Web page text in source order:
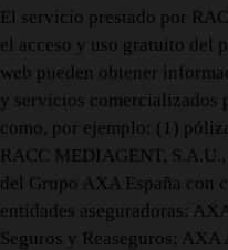
El servicio prestado por
el acceso y uso gratuito del
web pueden obtener
y servicios comercializados
como, por ejemplo: (1)
RACC MEDIAGENT,
del Grupo AXA España con
entidades aseguradoras:
Seguros y Reaseguros;